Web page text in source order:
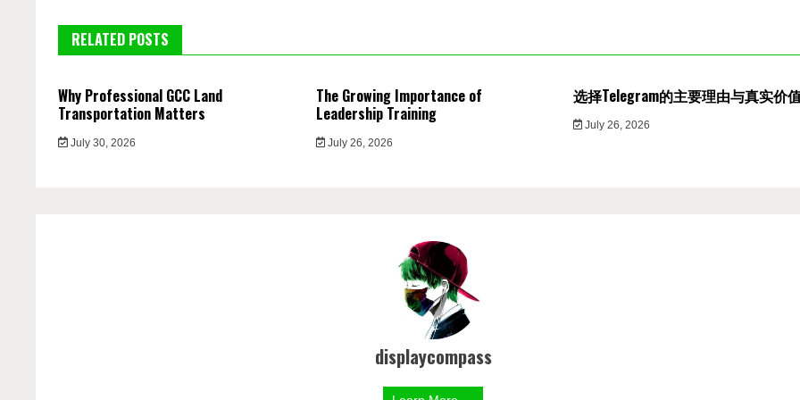
RELATED POSTS
Why Professional GCC Land
Transportation Matters
July 30, 2026
The Growing Importance of
Leadership Training
July 26, 2026
选择Telegram的主要理由与真实价
July 26, 2026
displaycompass